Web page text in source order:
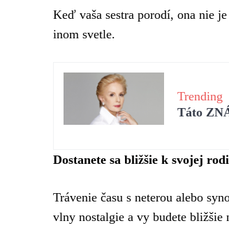
Keď vaša sestra porodí, ona nie
inom svetle.
Trending
Táto
Dostanete sa bližšie k svojej
Trávenie času s neterou alebo
vlny nostalgie a vy budete